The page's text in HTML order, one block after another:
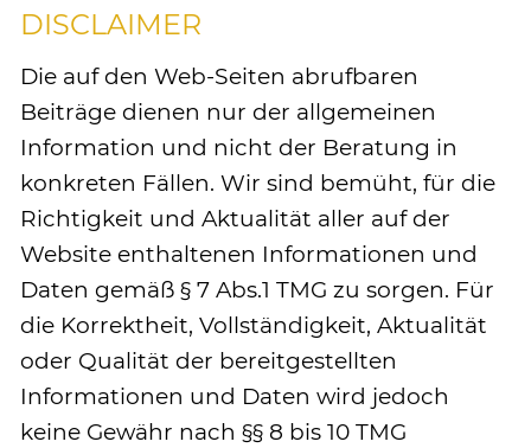
DISCLAIMER
Die auf den Web-Seiten abrufbaren
Beiträge dienen nur der allgemeinen
Information und nicht der Beratung in
konkreten Fällen. Wir sind bemüht, für die
Richtigkeit und Aktualität aller auf der
Website enthaltenen Informationen und
Daten gemäß § 7 Abs.1 TMG zu sorgen. Für
die Korrektheit, Vollständigkeit, Aktualität
oder Qualität der bereitgestellten
Informationen und Daten wird jedoch
keine Gewähr nach §§ 8 bis 10 TMG